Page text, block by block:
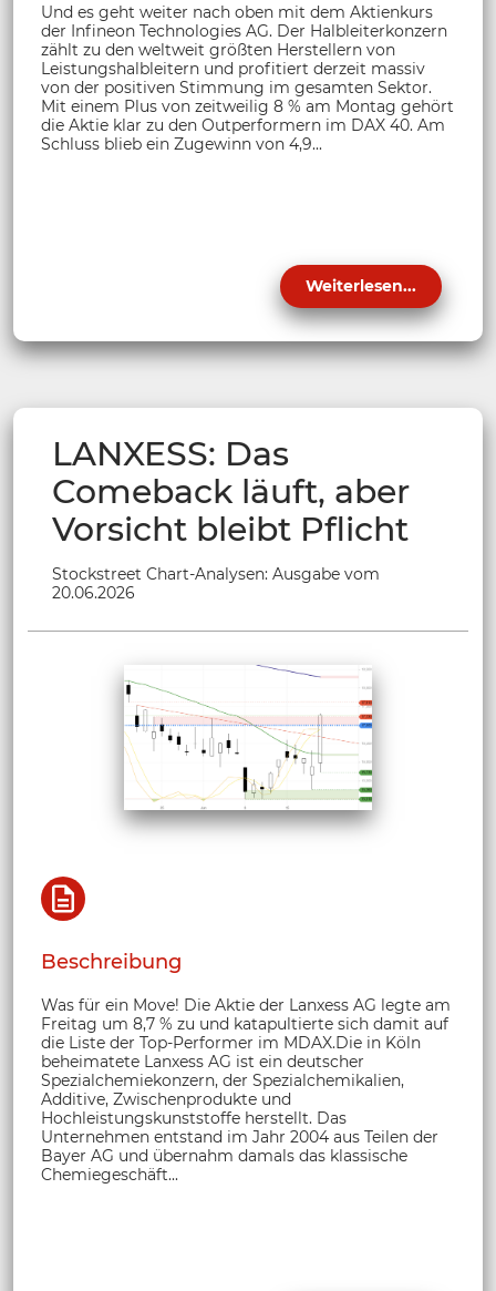
Und es geht weiter nach oben mit dem Aktienkurs
der Infineon Technologies AG. Der Halbleiterkonzern
zählt zu den weltweit größten Herstellern von
Leistungshalbleitern und profitiert derzeit massiv
von der positiven Stimmung im gesamten Sektor.
Mit einem Plus von zeitweilig 8 % am Montag gehört
die Aktie klar zu den Outperformern im DAX 40. Am
Schluss blieb ein Zugewinn von 4,9...
Weiterlesen...
LANXESS: Das
Comeback läuft, aber
Vorsicht bleibt Pflicht
Stockstreet Chart-Analysen: Ausgabe vom
20.06.2026
Beschreibung
Was für ein Move! Die Aktie der Lanxess AG legte am
Freitag um 8,7 % zu und katapultierte sich damit auf
die Liste der Top-Performer im MDAX.Die in Köln
beheimatete Lanxess AG ist ein deutscher
Spezialchemiekonzern, der Spezialchemikalien,
Additive, Zwischenprodukte und
Hochleistungskunststoffe herstellt. Das
Unternehmen entstand im Jahr 2004 aus Teilen der
Bayer AG und übernahm damals das klassische
Chemiegeschäft...